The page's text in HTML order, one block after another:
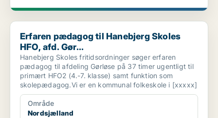
Erfaren pædagog til Hanebjerg Skoles HFO, afd. Gør...
Erfaren pædagog til Hanebjerg Skoles
HFO, afd. Gør...
Hanebjerg Skoles fritidsordninger søger erfaren
pædagog til afdeling Gørløse på 37 timer ugentligt til
primært HFO2 (4.-7. klasse) samt funktion som
skolepædagog.Vi er en kommunal folkeskole i [xxxxx]
Område
Nordsjælland